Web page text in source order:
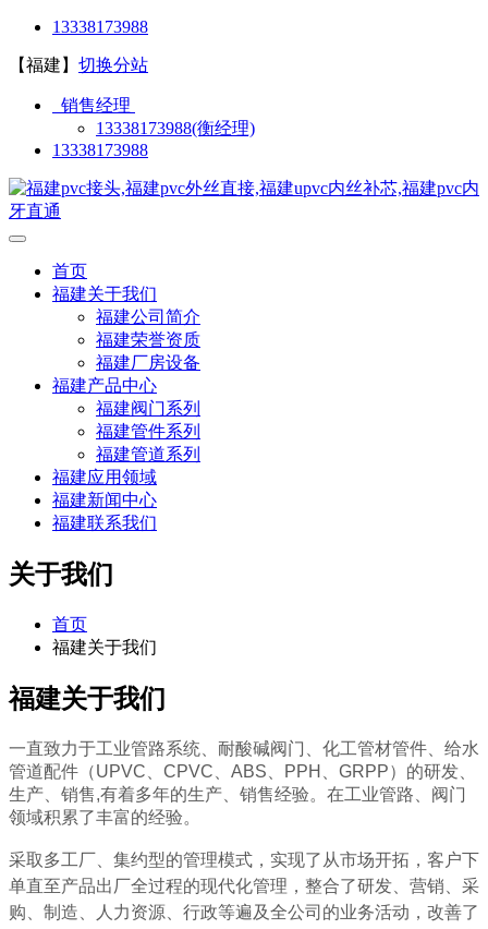
13338173988
【福建】 切换分站
销售经理
13338173988(衡经理)
13338173988
首页
福建关于我们
福建公司简介
福建荣誉资质
福建厂房设备
福建产品中心
福建阀门系列
福建管件系列
福建管道系列
福建应用领域
福建新闻中心
福建联系我们
关于我们
首页
福建关于我们
福建关于我们
一直致力于工业管路系统、耐酸碱阀门、化工管材管件、给水
管道配件（UPVC、CPVC、ABS、PPH、GRPP）的研发、
生产、销售,有着多年的生产、销售经验。在工业管路、阀门
领域积累了丰富的经验。
采取多工厂、集约型的管理模式，实现了从市场开拓，客户下
单直至产品出厂全过程的现代化管理，整合了研发、营销、采
购、制造、人力资源、行政等遍及全公司的业务活动，改善了